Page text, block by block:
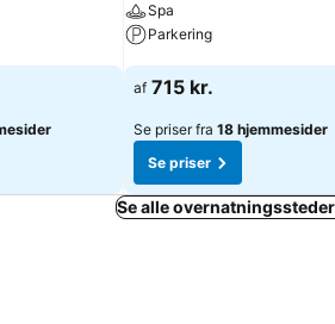
Spa
Parkering
Se priser
af 715 kr.
Se priser fra 18 hjemmesider
Se priser
Se alle